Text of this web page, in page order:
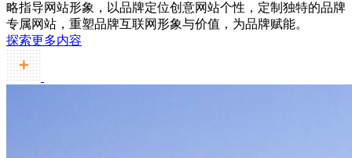
略指导网站形象，以品牌定位创意网站个性，定制独特的品牌
专属网站，重塑品牌互联网形象与价值，为品牌赋能。
探索更多内容